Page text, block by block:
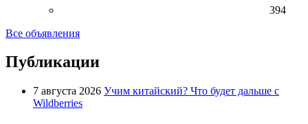
394
Все объявления
Публикации
7 августа 2026 Учим китайский? Что будет дальше с
Wildberries